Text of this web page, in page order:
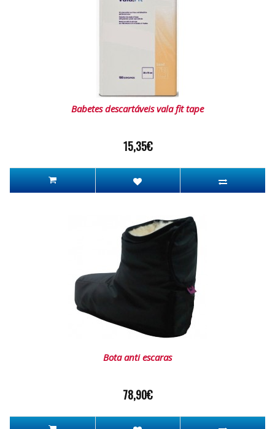
Babetes descartáveis vala fit tape
15,35€
Bota anti escaras
78,90€